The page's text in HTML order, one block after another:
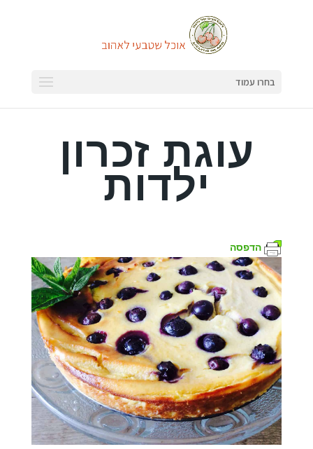
בחרו עמוד
עוגת זכרון
ילדות
הדפסה